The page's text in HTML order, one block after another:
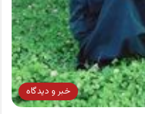
خبر و دیدگاه